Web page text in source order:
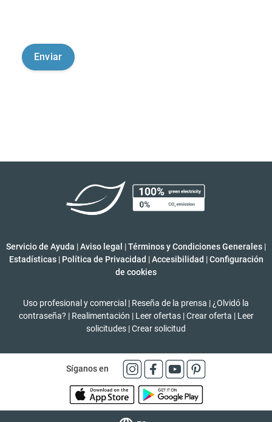
Servicio de Ayuda |Aviso legal |Términos y Condiciones Generales |
Estadísticas | Política de Privacidad | Accesibilidad | Configuración
de cookies
Uso profesional y comercial | Reseña de la prensa | ¿Olvidó la
contraseña? | Realimentación | Leer ofertas | Crear oferta | Leer
solicitudes |Crear solicitud
Síganos en